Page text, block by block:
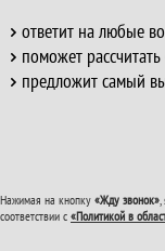
ответит на любые
поможет
предложит самый
Нажимая на кнопку «Жду звонок»,
соответствии с «Политикой в